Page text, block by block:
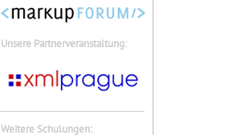
Unsere Partnerveranstaltung:
Weitere Schulungen: